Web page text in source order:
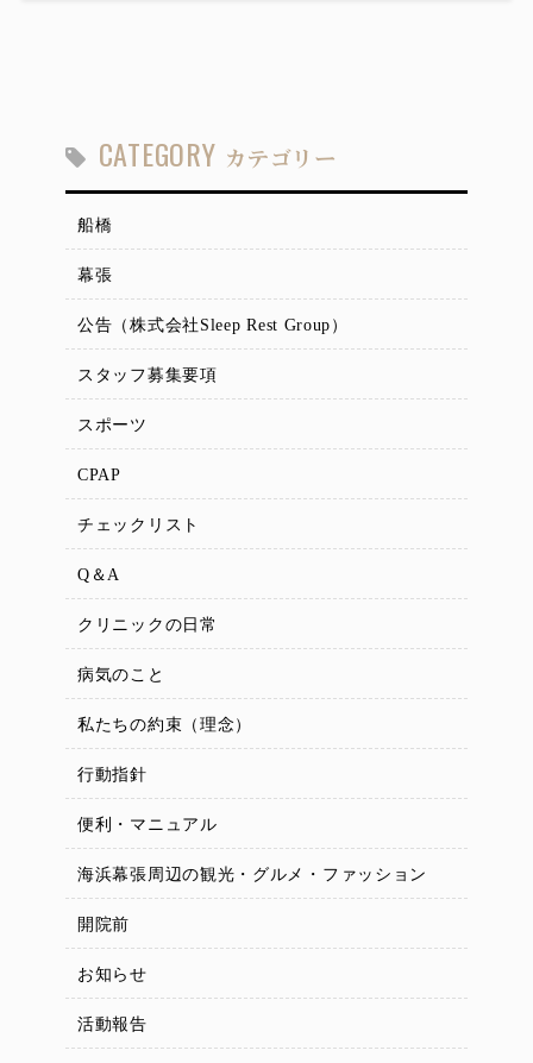
CATEGORY カテゴリー
船橋
幕張
公告（株式会社Sleep Rest Group）
スタッフ募集要項
スポーツ
CPAP
チェックリスト
Q＆A
クリニックの日常
病気のこと
私たちの約束（理念）
行動指針
便利・マニュアル
海浜幕張周辺の観光・グルメ・ファッション
開院前
お知らせ
活動報告